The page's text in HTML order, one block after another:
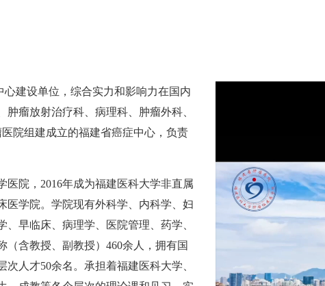
建设单位，综合实力和影响力在国内
瘤放射治疗科、病理科、肿瘤外科、
院组建成立的福建省癌症中心，负责
医院， 2016年成为福建医科大学非直属
医学院。学院现有外科学、内科学、妇
早临床、病理学、医院管理、药学、
（含教授、副教授） 460余人，拥有国
次人才50余名。承担着福建医科大学、